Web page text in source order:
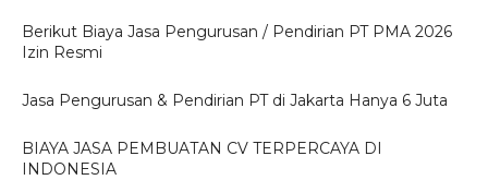
Berikut Biaya Jasa Pengurusan / Pendirian PT PMA 2026
Izin Resmi
Jasa Pengurusan & Pendirian PT di Jakarta Hanya 6 Juta
BIAYA JASA PEMBUATAN CV TERPERCAYA DI
INDONESIA